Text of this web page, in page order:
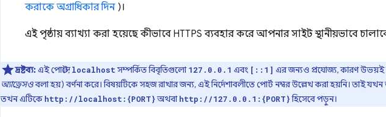
করাকে অগ্রাধিকার দিন)।
এই পৃষ্ঠায় ব্যাখ্যা করা হয়েছে কীভাবে HTTPS ব্যবহার করে আপনার সাইট স্থানীয়ভাবে
দ্রষ্টব্য:এই পোস্টে,localhost সম্পর্কিত বিবৃতিগুলো127.0.0.1 এবং [::1] এর জন্যও প্রযোজ্য, কারণ উভয়ই
অ্যাড্রেসওবলা হয়) বর্ণনা করে। বিষয়টিকে সহজ রাখার জন্য, এই নির্দেশাবলীতে পোর্ট নম্বর উল্লেখ করা হয়নি। তাই
তখন এটিকে http://localhost:{PORT}অথবাhttp://127.0.0.1:{PORT}হিসেবে পড়ুন।